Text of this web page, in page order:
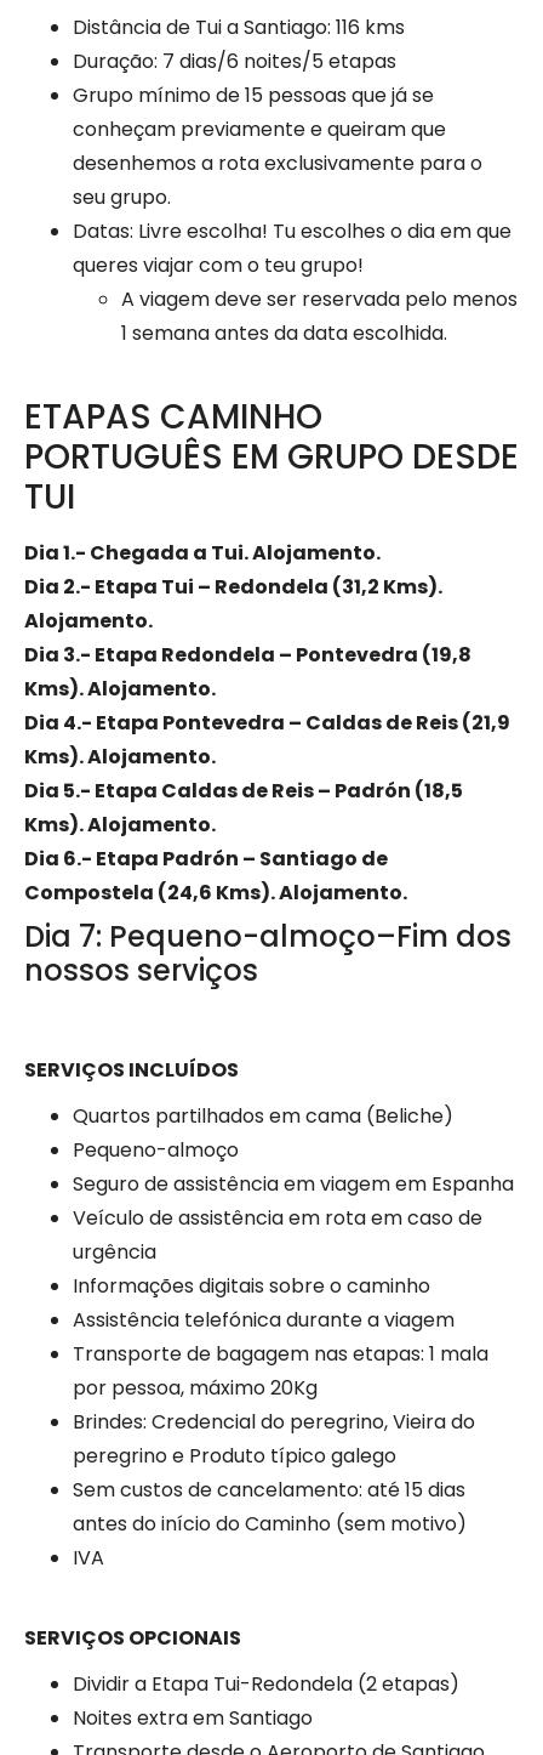
Distância de Tui a Santiago: 116 kms
Duração: 7 dias/6 noites/5 etapas
Grupo mínimo de 15 pessoas que já se
conheçam previamente e queiram que
desenhemos a rota exclusivamente para o
seu grupo.
Datas: Livre escolha! Tu escolhes o dia em que
queres viajar com o teu grupo!
A viagem deve ser reservada pelo menos
1 semana antes da data escolhida.
ETAPAS CAMINHO
PORTUGUÊS EM GRUPO DESDE
TUI
Dia 1.- Chegada a Tui. Alojamento.
Dia 2.- Etapa Tui – Redondela (31,2 Kms).
Alojamento.
Dia 3.- Etapa Redondela – Pontevedra (19,8
Kms). Alojamento.
Dia 4.- Etapa Pontevedra – Caldas de Reis (21,9
Kms). Alojamento.
Dia 5.- Etapa Caldas de Reis – Padrón (18,5
Kms). Alojamento.
Dia 6.- Etapa Padrón – Santiago de
Compostela (24,6 Kms). Alojamento.
Dia 7: Pequeno-almoço–Fim dos
nossos serviços
SERVIÇOS INCLUÍDOS
Quartos partilhados em cama (Beliche)
Pequeno-almoço
Seguro de assistência em viagem em Espanha
Veículo de assistência em rota em caso de
urgência
Informações digitais sobre o caminho
Assistência telefónica durante a viagem
Transporte de bagagem nas etapas: 1 mala
por pessoa, máximo 20Kg
Brindes: Credencial do peregrino, Vieira do
peregrino e Produto típico galego
Sem custos de cancelamento: até 15 dias
antes do início do Caminho (sem motivo)
IVA
SERVIÇOS OPCIONAIS
Dividir a Etapa Tui-Redondela (2 etapas)
Noites extra em Santiago